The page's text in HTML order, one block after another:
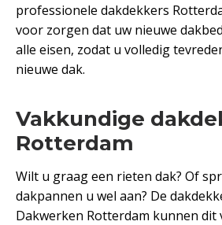
professionele dakdekkers
voor zorgen dat uw nieuwe
alle eisen, zodat u volledig
nieuwe dak.
Vakkundige
Rotterdam
Wilt u graag een rieten dak? Of
dakpannen u wel aan? De
Dakwerken Rotterdam kunnen